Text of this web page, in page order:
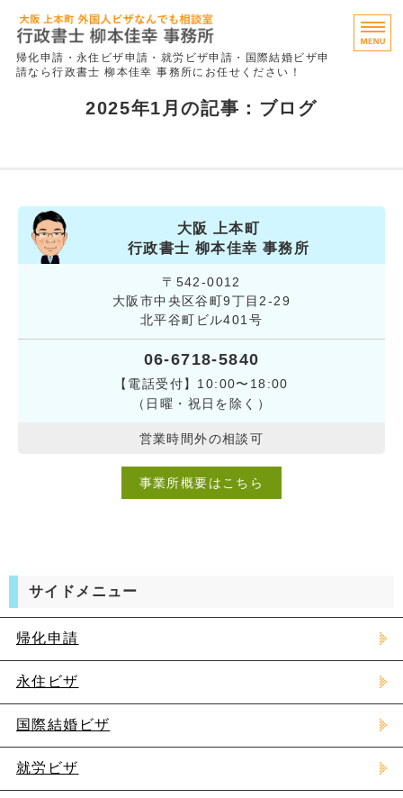
行政書士 柳
帰化申請・永住ビザ申請・就労ビザ申請・国際結婚ビザ申
請なら行政書士 柳本佳幸 事務所にお任せください！
事務所概要
お問い合わせ
2025年1月の記事：ブログ
大阪 上本町
行政書士 柳本佳幸 事務所
〒542-0012
大阪市中央区谷町9丁目2-29
北平谷町ビル401号
06-6718-5840
【電話受付】10:00〜18:00
（日曜・祝日を除く）
営業時間外の相談可
事業所概要はこちら
サイドメニュー
帰化申請
永住ビザ
国際結婚ビザ
就労ビザ